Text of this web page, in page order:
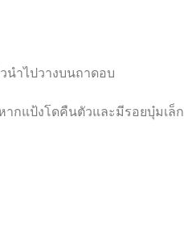
นำไปวางบนถาดอบ
ากแป้งโดคืนตัวและมีรอยบุ๋มเล็ก